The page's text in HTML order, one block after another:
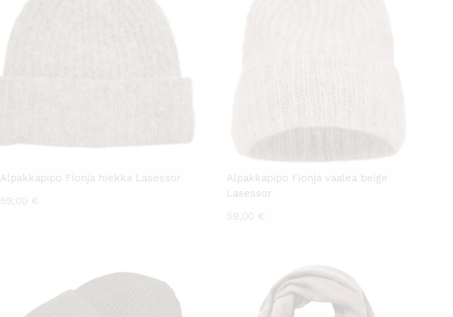
Alpakkapipo Fionja hiekka Lasessor
59,00 €
Alpakkapipo Fionja vaalea beige
Lasessor
59,00 €